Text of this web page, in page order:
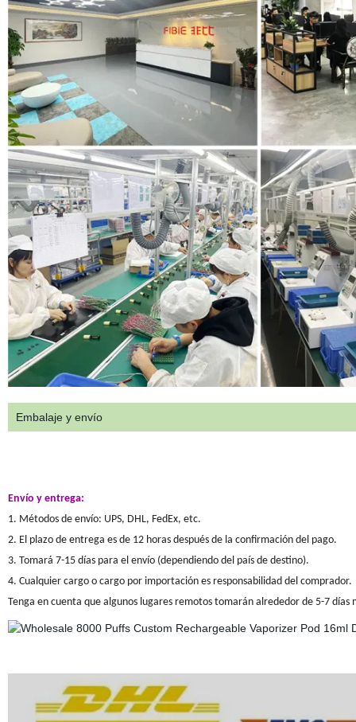
Embalaje y envío
Envío y entrega:
1. Métodos de envío: UPS, DHL, FedEx, etc.
2. El plazo de entrega es de 12 horas después de la confirmación del pago.
3. Tomará 7-15 días para el envío (dependiendo del país de destino).
4. Cualquier cargo o cargo por importación es responsabilidad del comprador.
Tenga en cuenta que algunos lugares remotos tomarán alrededor de 5-7 días